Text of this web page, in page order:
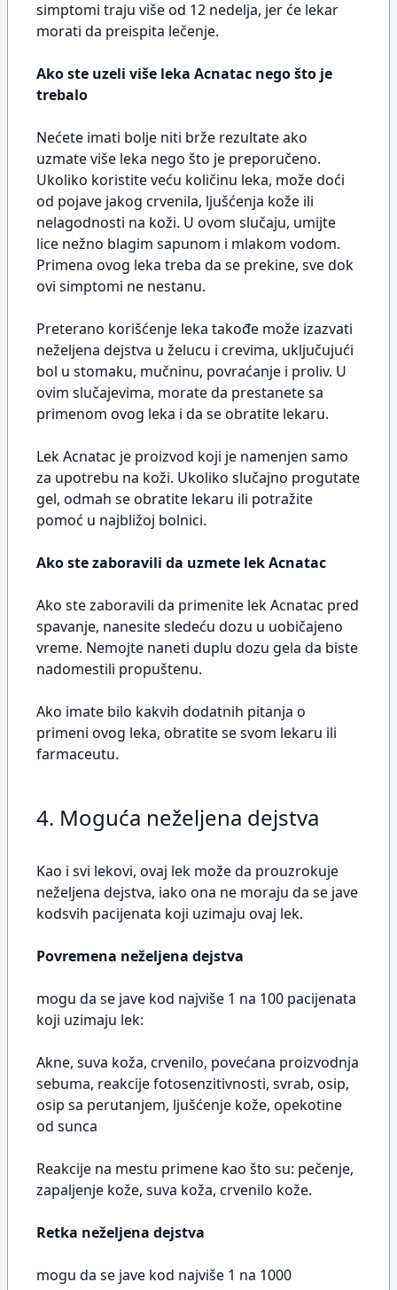
simptomi traju više od 12 nedelja, jer će lekar
morati da preispita lečenje.
Ako ste uzeli više leka Acnatac nego što je
trebalo
Nećete imati bolje niti brže rezultate ako
uzmate više leka nego što je preporučeno.
Ukoliko koristite veću količinu leka, može doći
od pojave jakog crvenila, ljušćenja kože ili
nelagodnosti na koži. U ovom slučaju, umijte
lice nežno blagim sapunom i mlakom vodom.
Primena ovog leka treba da se prekine, sve dok
ovi simptomi ne nestanu.
Preterano korišćenje leka takođe može izazvati
neželjena dejstva u želucu i crevima, uključujući
bol u stomaku, mučninu, povraćanje i proliv. U
ovim slučajevima, morate da prestanete sa
primenom ovog leka i da se obratite lekaru.
Lek Acnatac je proizvod koji je namenjen samo
za upotrebu na koži. Ukoliko slučajno progutate
gel, odmah se obratite lekaru ili potražite
pomoć u najbližoj bolnici.
Ako ste zaboravili da uzmete lek Acnatac
Ako ste zaboravili da primenite lek Acnatac pred
spavanje, nanesite sledeću dozu u uobičajeno
vreme. Nemojte naneti duplu dozu gela da biste
nadomestili propuštenu.
Ako imate bilo kakvih dodatnih pitanja o
primeni ovog leka, obratite se svom lekaru ili
farmaceutu.
4. Moguća neželjena dejstva
Kao i svi lekovi, ovaj lek može da prouzrokuje
neželjena dejstva, iako ona ne moraju da se jave
kodsvih pacijenata koji uzimaju ovaj lek.
Povremena neželjena dejstva
mogu da se jave kod najviše 1 na 100 pacijenata
koji uzimaju lek:
Akne, suva koža, crvenilo, povećana proizvodnja
sebuma, reakcije fotosenzitivnosti, svrab, osip,
osip sa perutanjem, ljušćenje kože, opekotine
od sunca
Reakcije na mestu primene kao što su: pečenje,
zapaljenje kože, suva koža, crvenilo kože.
Retka neželjena dejstva
mogu da se jave kod najviše 1 na 1000